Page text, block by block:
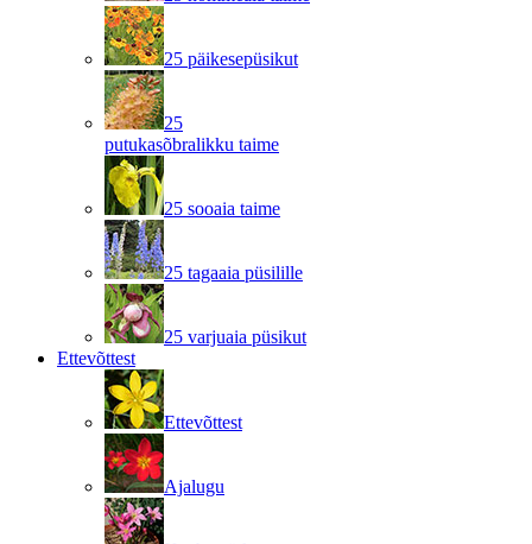
25 päikesepüsikut
25
putukasõbralikku taime
25 sooaia taime
25 tagaaia püsilille
25 varjuaia püsikut
Ettevõttest
Ettevõttest
Ajalugu